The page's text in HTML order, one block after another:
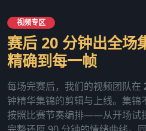
视频专区
赛后 20 分钟出全场
精确到每一帧
每场完赛后，我们的视频团队在
钟精华集锦的剪辑与上线。集
按照比赛节奏编排——从开场试